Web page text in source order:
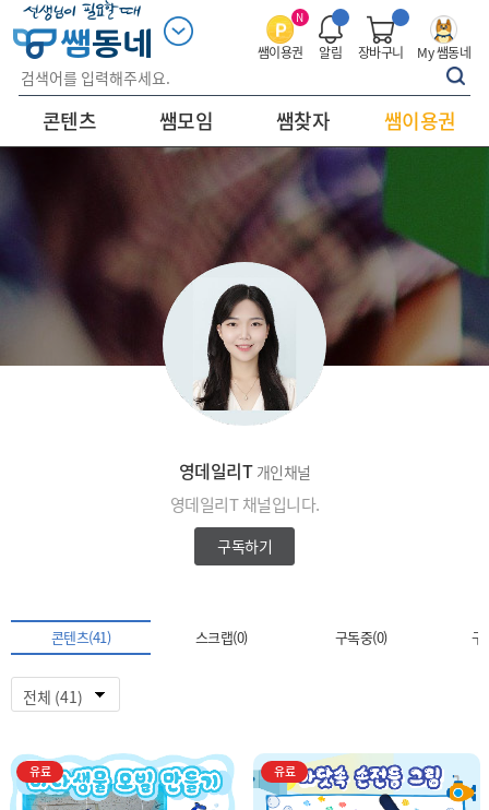
쌤이용권
N
알림 장바구니 My 쌤동네
콘텐츠 쌤모임 쌤찾자 쌤이용권
영데일리T 개인채널
영데일리T 채널입니다.
구독하기
콘텐츠(41) 스크랩(0) 구독중(0) 구
유료 유료